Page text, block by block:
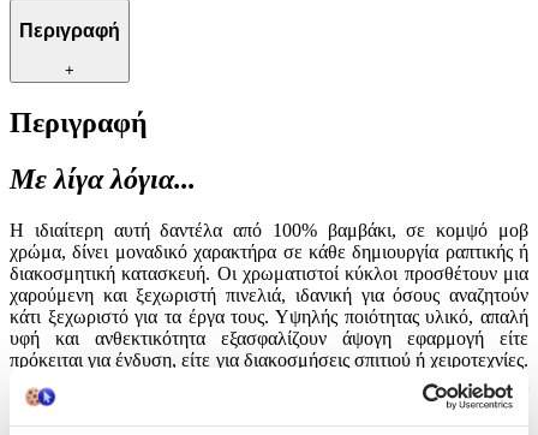
Περιγραφή
+
Περιγραφή
Με λίγα λόγια...
Η ιδιαίτερη αυτή δαντέλα από 100% βαμβάκι, σε κομψό μοβ
χρώμα, δίνει μοναδικό χαρακτήρα σε κάθε δημιουργία ραπτικής ή
διακοσμητική κατασκευή. Οι χρωματιστοί κύκλοι προσθέτουν μια
χαρούμενη και ξεχωριστή πινελιά, ιδανική για όσους αναζητούν
κάτι ξεχωριστό για τα έργα τους. Υψηλής ποιότητας υλικό, απαλή
υφή και ανθεκτικότητα εξασφαλίζουν άψογη εφαρμογή είτε
πρόκειται για ένδυση, είτε για διακοσμήσεις σπιτιού ή χειροτεχνίες.
Ιδανική επιλογή για όσους θέλουν να ξεχωρίσουν με τις
λεπτομέρειες στις χειροποίητες δημιουργίες τους.